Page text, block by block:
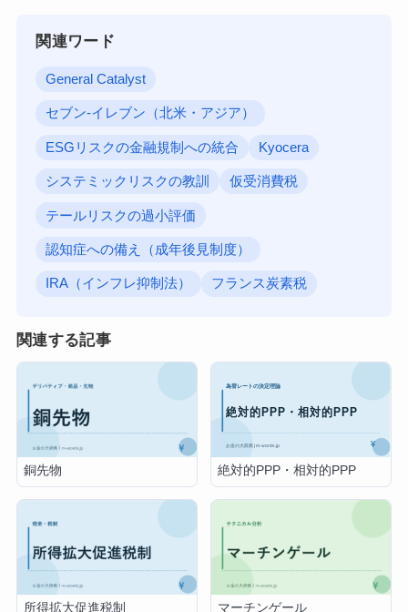
関連ワード
General Catalyst
セブン-イレブン（北米・アジア）
ESGリスクの金融規制への統合 Kyocera
システミックリスクの教訓 仮受消費税
テールリスクの過小評価
認知症への備え（成年後見制度）
IRA（インフレ抑制法） フランス炭素税
関連する記事
銅先物 絶対的PPP・相対的PPP
所得拡大促進税制 マーチンゲール